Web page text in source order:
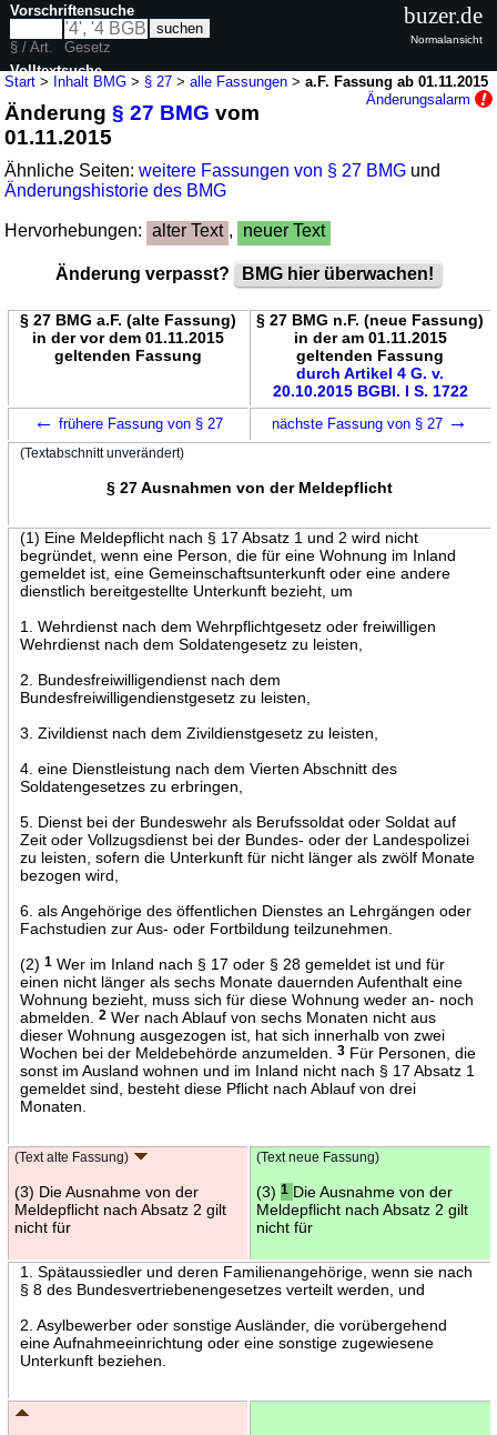
Start > Inhalt BMG > § 27 >alle Fassungen >a.F. Fassung ab 01.11.2015
Änderungsalarm
Änderung§ 27 BMG vom
01.11.2015
Ähnliche Seiten:weitere Fassungen von § 27 BMG und
Änderungshistorie des BMG
Hervorhebungen: alter Text , neuer Text
Änderung verpasst? BMG hier überwachen!
§ 27 BMG a.F. (alte Fassung)
in der vor dem 01.11.2015
geltenden Fassung
§ 27 BMG n.F. (neue Fassung)
in der am 01.11.2015
geltenden Fassung
durch Artikel 4 G. v.
20.10.2015 BGBl. I S. 1722
← frühere Fassung von § 27 nächste Fassung von § 27 →
(Textabschnitt unverändert)
§ 27 Ausnahmen von der Meldepflicht
(1) Eine Meldepflicht nach § 17 Absatz 1 und 2 wird nicht
begründet, wenn eine Person, die für eine Wohnung im Inland
gemeldet ist, eine Gemeinschaftsunterkunft oder eine andere
dienstlich bereitgestellte Unterkunft bezieht, um
1. Wehrdienst nach dem Wehrpflichtgesetz oder freiwilligen
Wehrdienst nach dem Soldatengesetz zu leisten,
2. Bundesfreiwilligendienst nach dem
Bundesfreiwilligendienstgesetz zu leisten,
3. Zivildienst nach dem Zivildienstgesetz zu leisten,
4. eine Dienstleistung nach dem Vierten Abschnitt des
Soldatengesetzes zu erbringen,
5. Dienst bei der Bundeswehr als Berufssoldat oder Soldat auf
Zeit oder Vollzugsdienst bei der Bundes- oder der Landespolizei
zu leisten, sofern die Unterkunft für nicht länger als zwölf Monate
bezogen wird,
6. als Angehörige des öffentlichen Dienstes an Lehrgängen oder
Fachstudien zur Aus- oder Fortbildung teilzunehmen.
(2) 1Wer im Inland nach § 17 oder § 28 gemeldet ist und für
einen nicht länger als sechs Monate dauernden Aufenthalt eine
Wohnung bezieht, muss sich für diese Wohnung weder an- noch
abmelden.
2Wer nach Ablauf von sechs Monaten nicht aus
dieser Wohnung ausgezogen ist, hat sich innerhalb von zwei
Wochen bei der Meldebehörde anzumelden.
3Für Personen, die
sonst im Ausland wohnen und im Inland nicht nach § 17 Absatz 1
gemeldet sind, besteht diese Pflicht nach Ablauf von drei
Monaten.
(Text alte Fassung)
(3) Die Ausnahme von der
Meldepflicht nach Absatz 2 gilt
nicht für
(Text neue Fassung)
(3) 1 Die Ausnahme von der
Meldepflicht nach Absatz 2 gilt
nicht für
1. Spätaussiedler und deren Familienangehörige, wenn sie nach
§ 8 des Bundesvertriebenengesetzes verteilt werden, und
2. Asylbewerber oder sonstige Ausländer, die vorübergehend
eine Aufnahmeeinrichtung oder eine sonstige zugewiesene
Unterkunft beziehen.
Vorschriftensuche
§ / Art.
Gesetz
Volltextsuche
nur in BMG
buzer.de
Normalansicht